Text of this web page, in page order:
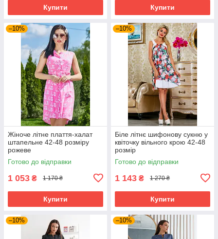
Купити Купити
–10%
Жіноче літне плаття-халат
штапельне 42-48 розміру
рожеве
Готово до відправки
1 053 ₴ 1 170 ₴
Купити
–10%
Біле літнє шифонову сукню у
квіточку вільного крою 42-48
розмір
Готово до відправки
1 143 ₴ 1 270 ₴
Купити
–10% –10%